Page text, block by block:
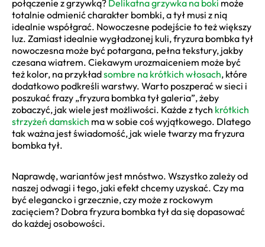
połączenie z grzywką? Delikatna grzywka na boki może
totalnie odmienić charakter bombki, a tył musi z nią
idealnie współgrać. Nowoczesne podejście to też większy
luz. Zamiast idealnie wygładzonej kuli, fryzura bombka tył
nowoczesna może być potargana, pełna tekstury, jakby
czesana wiatrem. Ciekawym urozmaiceniem może być
też kolor, na przykładsombre na krótkich włosach, które
dodatkowo podkreśli warstwy. Warto poszperać w sieci i
poszukać frazy „fryzura bombka tył galeria”, żeby
zobaczyć, jak wiele jest możliwości. Każde z tych krótkich
strzyżeń damskich ma w sobie coś wyjątkowego. Dlatego
tak ważna jest świadomość, jak wiele twarzy ma fryzura
bombka tył.
Naprawdę, wariantów jest mnóstwo. Wszystko zależy od
naszej odwagi i tego, jaki efekt chcemy uzyskać. Czy ma
być elegancko i grzecznie, czy może z rockowym
zacięciem? Dobra fryzura bombka tył da się dopasować
do każdej osobowości.